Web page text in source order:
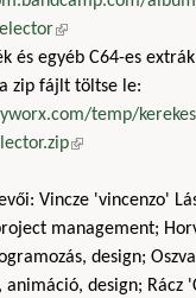
(külső hivatkozás)
és egyéb C64-es
zip fájlt töltse le:
temp/
(külső hivatkozás)
Vincze 'vincenzo'
management;
design;
animáció, design; Rácz